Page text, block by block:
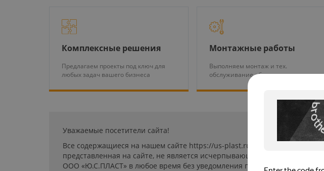
Комплексные решения
Предлагаем проекты под ключ для
любых задач вашего бизнеса
Монтажные работы
Выполняем монтаж и тех.
обслуживание оборудования
Уважаемые посетители сайта!
Все содержащиеся на нашем сайте https://us-plast.ru/ (далее «сайт»)
представленная на сайте, не является исчерпывающей. Указанные на
ООО «Ю.С.ПЛАСТ» в любое время без уведомления пользователей сайта.